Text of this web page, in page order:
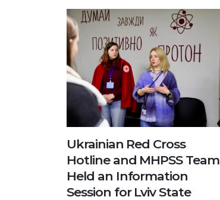
Ukrainian Red Cross
Hotline and MHPSS Team
Held an Information
Session for Lviv State